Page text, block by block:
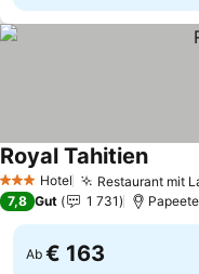
3 SterneHotel Restaurant mit
Royal TahitienPreise
7,8 Gut 1 731 Papeete
Ab € 163